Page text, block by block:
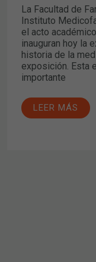
La Facultad de
Instituto
el acto
inauguran hoy la
historia de la
exposición. Esta
importante
LEER MÁS